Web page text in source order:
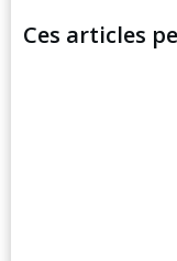
Ces articles